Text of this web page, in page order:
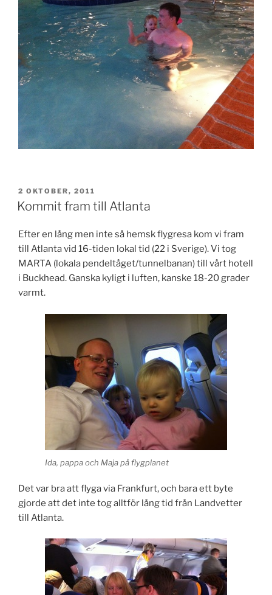
PUBLICERAT
2 OKTOBER, 2011
Kommit fram till Atlanta
Efter en lång men inte så hemsk flygresa kom vi fram
till Atlanta vid 16-tiden lokal tid (22 i Sverige). Vi tog
MARTA (lokala pendeltåget/tunnelbanan) till vårt hotell
i Buckhead. Ganska kyligt i luften, kanske 18-20 grader
varmt.
Ida, pappa och Maja på flygplanet
Det var bra att flyga via Frankfurt, och bara ett byte
gjorde att det inte tog alltför lång tid från Landvetter
till Atlanta.